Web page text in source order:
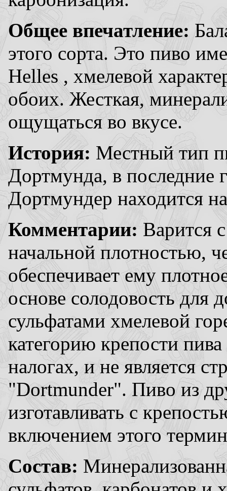
Общее впечатление:
этого сорта. Это пиво
Helles , хмелевой
обоих. Жесткая,
ощущаться во вкусе.
История: Местный тип
Дортмунда, в последние
Дортмундер находится
Комментарии: Варится
начальной плотностью,
обеспечивает ему
основе солодовость для
сульфатами хмелевой
категорию крепости
налогах, и не является
"Dortmunder". Пиво из
изготавливать с
включением этого
Состав: